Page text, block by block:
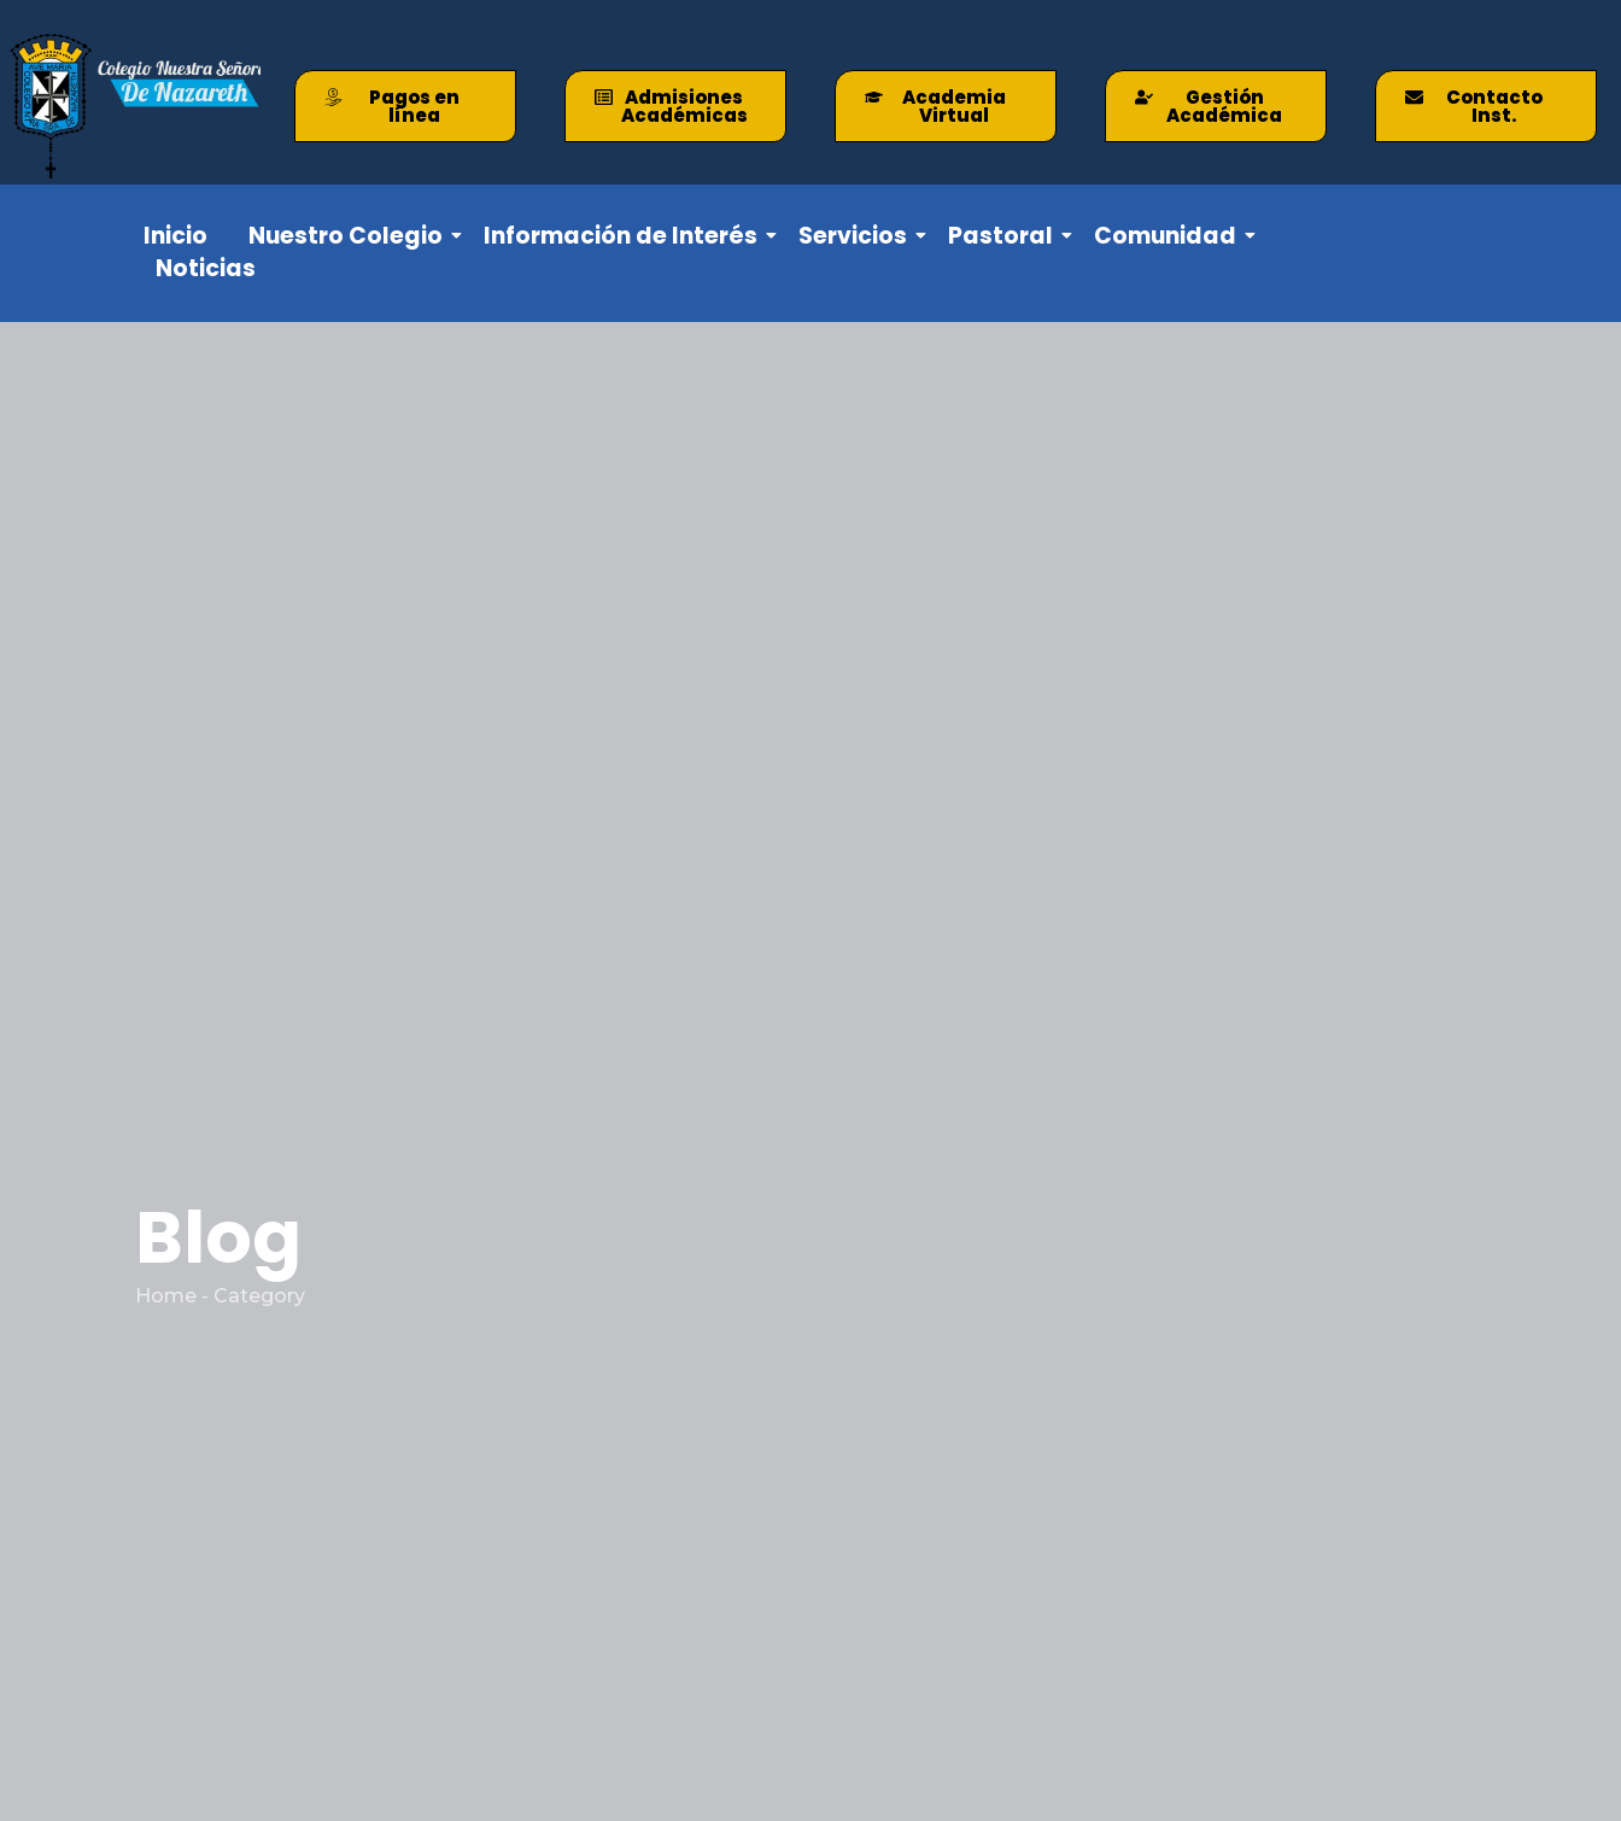
Pagos en
línea
Admisiones
Académicas
Academia
Virtual
Gestión
Académica
Contacto
Inst.
Inicio Nuestro Colegio Información de Interés Servicios Pastoral
Comunidad
Noticias
Blog
Home - Category